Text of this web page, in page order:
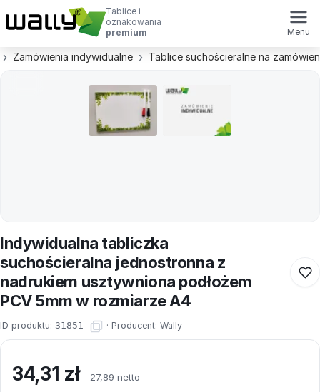
Tablice i
oznakowania
premium
Menu
Zamówienia indywidualne Tablice suchościeralne na
Indywidualna tabliczka
suchościeralna jednostronna z
nadrukiem usztywniona podłożem
PCV 5mm w rozmiarze A4
ID produktu: 31851 · Producent: Wally
34,31 zł 27,89 netto